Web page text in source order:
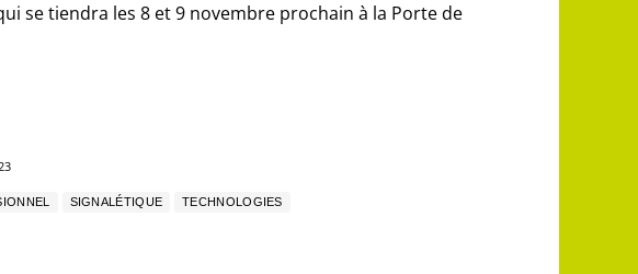
se tiendra les 8 et 9 novembre prochain à la Porte de
SIGNALÉTIQUE TECHNOLOGIES